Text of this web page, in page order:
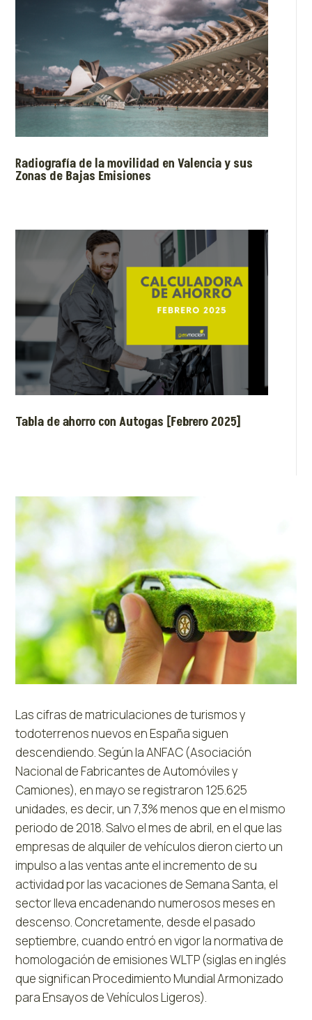
Radiografía de la movilidad en Valencia y sus
Zonas de Bajas Emisiones
Tabla de ahorro con Autogas [Febrero 2025]
Las cifras de matriculaciones de turismos y
todoterrenos nuevos en España siguen
descendiendo. Según la ANFAC (Asociación
Nacional de Fabricantes de Automóviles y
Camiones), en mayo se registraron 125.625
unidades, es decir, un 7,3% menos que en el mismo
periodo de 2018. Salvo el mes de abril, en el que las
empresas de alquiler de vehículos dieron cierto un
impulso a las ventas ante el incremento de su
actividad por las vacaciones de Semana Santa, el
sector lleva encadenando numerosos meses en
descenso. Concretamente, desde el pasado
septiembre, cuando entró en vigor la normativa de
homologación de emisiones WLTP (siglas en inglés
que significan Procedimiento Mundial Armonizado
para Ensayos de Vehículos Ligeros).